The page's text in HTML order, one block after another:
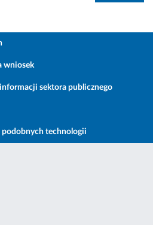
wniosek
sektora publicznego
podobnych technologii